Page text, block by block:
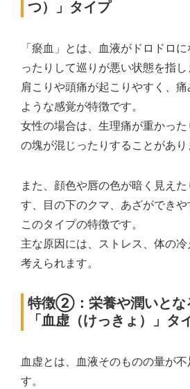
つ）」タイプ
「瘀血」とは、血液がドロドロ
ったりして巡りが悪い状態を指し
肩こりや頭痛が起こりやすく、
ような感覚が特徴です。
女性の場合は、生理痛が重かっ
の塊が混じったりすることがあり
また、顔色や唇の色が暗く見え
す、目の下のクマ、あざができ
このタイプの特徴です。
主な原因には、ストレス、体の
考えられます。
特徴②：栄養や潤いとな
「血虚（けっきょ）」タ
血虚とは、血液そのものの量が
す。